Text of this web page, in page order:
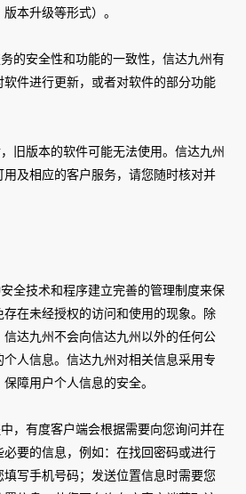
本升级等形式）。
的安全性和功能的一致性，信达九州有
件进行更新，或者对软件的部分功能
旧版本的软件可能无法使用。信达九州
及相应的客户服务，请您随时核对并
全技术和程序建立完善的管理制度来保
在未经授权的访问和使用的现象。除
达九州不会向信达九州以外的任何公
人信息。信达九州对相关信息采用专
障用户个人信息的安全。
，有度客户端会根据需要向您询问并在
要的信息，例如：在找回密码或进行
写手机号码；发送位置信息时需要您